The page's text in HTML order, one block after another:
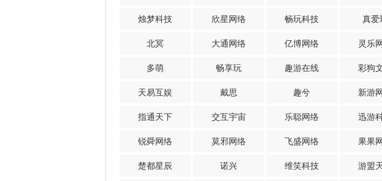
烛梦科技 欣星网络 畅玩科技 真爱
北冥 大通网络 亿博网络 灵乐
多萌 畅享玩 趣游在线 彩狗
天易互娱 戴思 趣兮 新游
指通天下 交互宇宙 乐聪网络 迅游
锐舜网络 莫邪网络 飞盛网络 果果
楚都星辰 诺兴 维笑科技 游盟